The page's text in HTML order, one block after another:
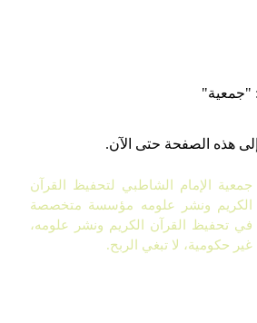
"جمعية"
إلى هذه الصفحة حتى الآن.
جمعية الإمام الشاطبي لتحفيظ القرآن
الكريم ونشر علومه مؤسسة متخصصة
في تحفيظ القرآن الكريم ونشر علومه،
غير حكومية، لا تبغي الربح.